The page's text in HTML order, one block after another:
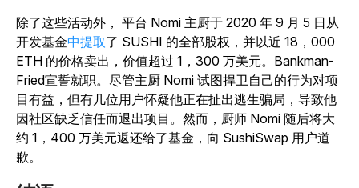
除了这些活动外， 平台 Nomi 主厨于 2020 年 9 月 5 日从
开发基金中提取了 SUSHI 的全部股权，并以近 18，000
ETH 的价格卖出，价值超过 1，300 万美元。Bankman-
Fried宣誓就职。尽管主厨 Nomi 试图捍卫自己的行为对项
目有益，但有几位用户怀疑他正在扯出逃生骗局，导致他
因社区缺乏信任而退出项目。然而，厨师 Nomi 随后将大
约 1，400 万美元返还给了基金，向 SushiSwap 用户道
歉。